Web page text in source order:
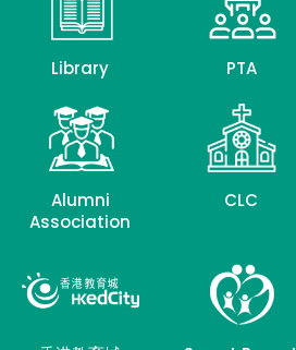
Library PTA
Alumni
Association
CLC